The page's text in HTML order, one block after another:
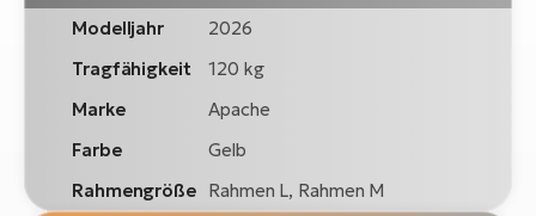
Modelljahr
2026
Tragfähigkeit
120 kg
Marke
Apache
Farbe
Gelb
Rahmengröße Rahmen L, Rahmen M